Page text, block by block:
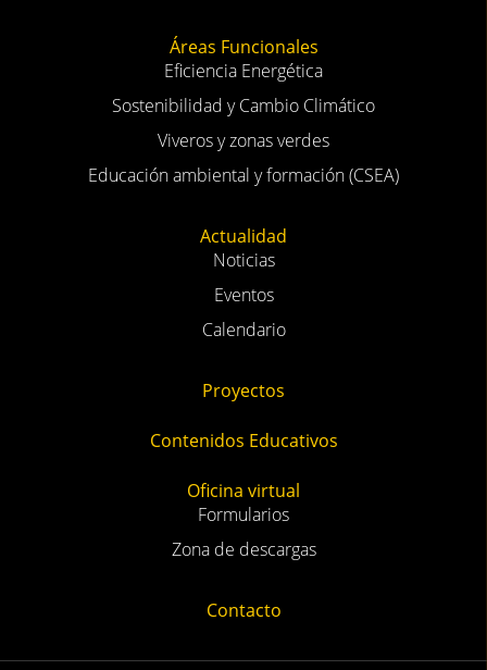
Áreas Funcionales
Eficiencia Energética
Sostenibilidad y Cambio Climático
Viveros y zonas verdes
Educación ambiental y formación (CSEA)
Actualidad
Noticias
Eventos
Calendario
Proyectos
Contenidos Educativos
Oficina virtual
Formularios
Zona de descargas
Contacto